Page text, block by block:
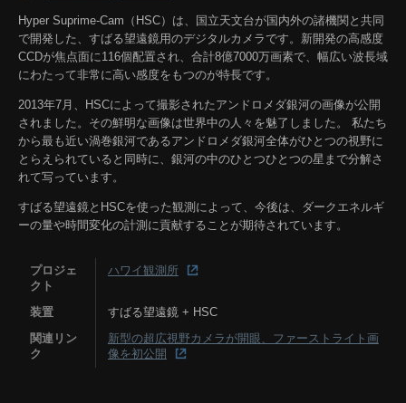
Hyper Suprime-Cam（HSC）は、国立天文台が国内外の諸機関と共同
で開発した、すばる望遠鏡用のデジタルカメラです。新開発の高感度
CCDが焦点面に116個配置され、合計8億7000万画素で、幅広い波長域
にわたって非常に高い感度をもつのが特長です。
2013年7月、HSCによって撮影されたアンドロメダ銀河の画像が公開
されました。その鮮明な画像は世界中の人々を魅了しました。 私たち
から最も近い渦巻銀河であるアンドロメダ銀河全体がひとつの視野に
とらえられていると同時に、銀河の中のひとつひとつの星まで分解さ
れて写っています。
すばる望遠鏡とHSCを使った観測によって、今後は、ダークエネルギ
ーの量や時間変化の計測に貢献することが期待されています。
プロジェ
クト
ハワイ観測所
装置
すばる望遠鏡 + HSC
関連リン
ク
新型の超広視野カメラが開眼、ファーストライト画
像を初公開